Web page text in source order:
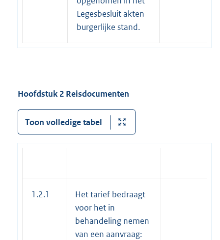
Legesbesluit akten
burgerlijke stand.
Hoofdstuk 2 Reisdocumenten
Toon volledige tabel
1.2.1
Het tarief bedraagt
voor het in
behandeling nemen
van een aanvraag: